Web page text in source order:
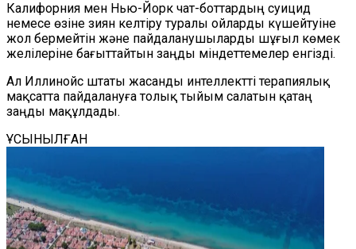
Калифорния мен Нью-Йорк чат-боттардың суицид
немесе өзіне зиян келтіру туралы ойларды күшейтуіне
жол бермейтін және пайдаланушыларды шұғыл көмек
желілеріне бағыттайтын заңды міндеттемелер енгізді.
Ал Иллинойс штаты жасанды интеллектті терапиялық
мақсатта пайдалануға толық тыйым салатын қатаң
заңды мақұлдады.
ҰСЫНЫЛҒАН